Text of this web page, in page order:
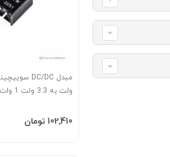
ولت به 3.3 ولت 1 وات مدل B0503S
‎102٬410 تومان
افزودن به سبد